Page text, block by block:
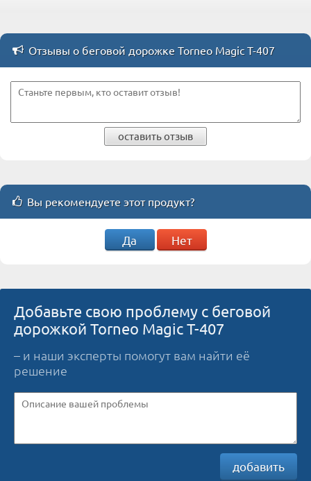
Отзывы о беговой дорожке Torneo Magic T-407
оставить отзыв
Вы рекомендуете этот продукт?
Да Нет
Добавьте свою проблему с беговой
дорожкой Torneo Magic T-407
– и наши эксперты помогут вам найти её
решение
добавить